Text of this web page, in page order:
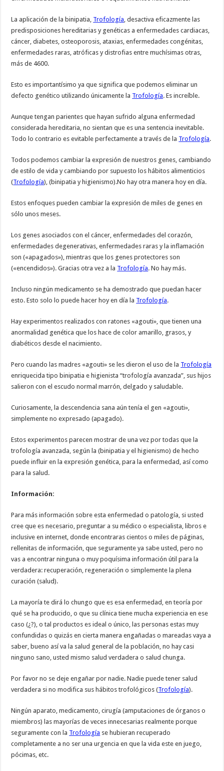
La aplicación de la binipatia, Trofología , desactiva eficazmente las
predisposiciones hereditarias y genéticas a enfermedades cardiacas,
cáncer, diabetes, osteoporosis, ataxias, enfermedades congénitas,
enfermedades raras, atróficas y distrofias entre muchísimas otras,
más de 4600.
Esto es importantísimo ya que significa que podemos eliminar un
defecto genético utilizando únicamente la Trofología. Es increíble.
Aunque tengan parientes que hayan sufrido alguna enfermedad
considerada hereditaria, no sientan que es una sentencia inevitable.
Todo lo contrario es evitable perfectamente a través de la Trofología.
Todos podemos cambiar la expresión de nuestros genes, cambiando
de estilo de vida y cambiando por supuesto los hábitos alimenticios
(Trofología), (binipatia y higienismo).No hay otra manera hoy en día.
Estos enfoques pueden cambiar la expresión de miles de genes en
sólo unos meses.
Los genes asociados con el cáncer, enfermedades del corazón,
enfermedades degenerativas, enfermedades raras y la inflamación
son («apagados»), mientras que los genes protectores son
(«encendidos»). Gracias otra vez a la Trofología. No hay más.
Incluso ningún medicamento se ha demostrado que puedan hacer
esto. Esto solo lo puede hacer hoy en día la Trofología.
Hay experimentos realizados con ratones «agouti», que tienen una
anormalidad genética que los hace de color amarillo, grasos, y
diabéticos desde el nacimiento.
Pero cuando las madres «agouti» se les dieron el uso de la Trofología
enriquecida tipo binipatia e higienista “trofología avanzada”, sus hijos
salieron con el escudo normal marrón, delgado y saludable.
Curiosamente, la descendencia sana aún tenía el gen «agouti»,
simplemente no expresado (apagado).
Estos experimentos parecen mostrar de una vez por todas que la
trofología avanzada, según la (binipatia y el higienismo) de hecho
puede influir en la expresión genética, para la enfermedad, así como
para la salud.
Información:
Para más información sobre esta enfermedad o patología, si usted
cree que es necesario, preguntar a su médico o especialista, libros e
inclusive en internet, donde encontraras cientos o miles de páginas,
rellenitas de información, que seguramente ya sabe usted, pero no
vas a encontrar ninguna o muy poquísima información útil para la
verdadera: recuperación, regeneración o simplemente la plena
curación (salud).
La mayoría te dirá lo chungo que es esa enfermedad, en teoría por
qué se ha producido, o que su clínica tiene mucha experiencia en ese
caso (¿?), o tal productos es ideal o único, las personas estas muy
confundidas o quizás en cierta manera engañadas o mareadas vaya a
saber, bueno así va la salud general de la población, no hay casi
ninguno sano, usted mismo salud verdadera o salud chunga.
Por favor no se deje engañar por nadie. Nadie puede tener salud
verdadera si no modifica sus hábitos trofológicos (Trofología).
Ningún aparato, medicamento, cirugía (amputaciones de órganos o
miembros) las mayorías de veces innecesarias realmente porque
seguramente con la Trofología se hubieran recuperado
completamente a no ser una urgencia en que la vida este en juego,
pócimas, etc.